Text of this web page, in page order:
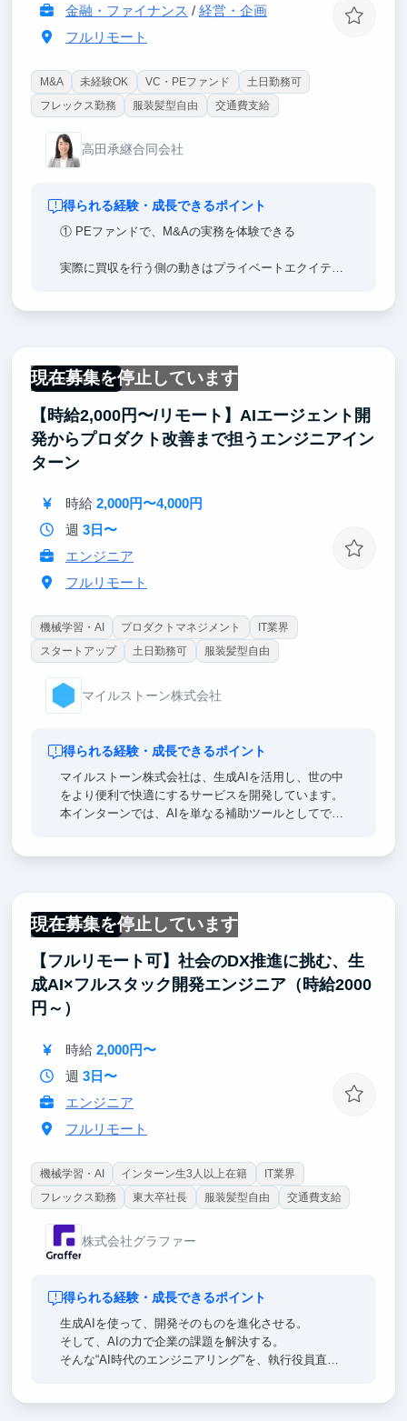
トフェイシングを経験できるため、学生でありながら
金融・ファイナンス / 経営・企画
フルリモート
M&A 未経験OK VC・PEファンド
土日勤務可
フレックス勤務
服装髪型自由 交通費支給
高田承継合同会社
得られる経験・成長できるポイント
① PEファンドで、M&Aの実務を体験できる
実際に買収を行う側の動きはプライベートエクイティ
インターン生には、市場分析、競合分析、事業分析、
財務分析、プレDD（デューデリジェンス）といった
M&Aの重要業務を担っていただきます。これらは、外
銀のIBD（投資銀行）部門での企業分析やバリュエー
ション、DDといった実務と多くの部分が重複してい
的スキル”を身につけることが可能であり、IBDの選考
において他の就活生よりもはるかに有利になります。
③ 「ハーバードMBA卒 → 大手PEファンド出身」の
代表はハーバード大学のMBAを卒業後、大手PEファ
ンドの「インテグラル」というキャリアを経て、弊社
を起業しています。
就活の相談や、今後の人生やキャリアの支援などもフ
ルで行います。
④ 量を積むことができる
何事も量をやらないと質も運もついてきません。ソー
シング（案件獲得のための営業活動）の戦略を練った
現在募集を停止しています
フルリモート
【時給2,000円〜/リモート】AIエージェント開
発からプロダクト改善まで担うエンジニアイン
ターン
時給 2,000円〜4,000円
週 3日〜
エンジニア
フルリモート
機械学習・AI プロダクトマネジメント
IT業界
スタートアップ
土日勤務可 服装髪型自由
マイルストーン株式会社
得られる経験・成長できるポイント
マイルストーン株式会社は、生成AIを活用し、世の中
をより便利で快適にするサービスを開発しています。
本インターンでは、AIを単なる補助ツールとしてでは
むことができます。AI時代に求められる「課題を解決
するプロダクトを生み出す力」を実務の中で身につけ
られる環境です。
現在募集を停止しています
フルリモート
【フルリモート可】社会のDX推進に挑む、生
成AI×フルスタック開発エンジニア（時給2000
円～）
時給 2,000円〜
週 3日〜
エンジニア
フルリモート
機械学習・AI インターン生3人以上在籍
IT業界
フレックス勤務
東大卒社長 服装髪型自由 交通費支給
株式会社グラファー
得られる経験・成長できるポイント
生成AIを使って、開発そのものを進化させる。
そして、AIの力で企業の課題を解決する。
そんな“AI時代のエンジニアリング”を、執行役員直下